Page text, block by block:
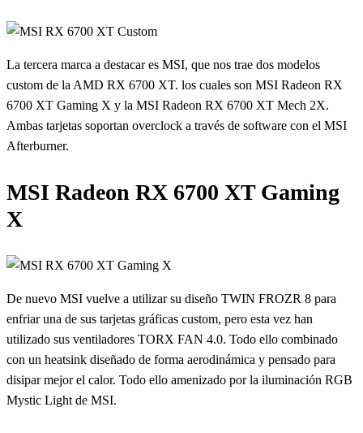
La tercera marca a destacar es MSI, que nos trae dos modelos
custom de la AMD RX 6700 XT. los cuales son MSI Radeon RX
6700 XT Gaming X y la MSI Radeon RX 6700 XT Mech 2X.
Ambas tarjetas soportan overclock a través de software con el MSI
Afterburner.
MSI Radeon RX 6700 XT Gaming
X
De nuevo MSI vuelve a utilizar su diseño TWIN FROZR 8 para
enfriar una de sus tarjetas gráficas custom, pero esta vez han
utilizado sus ventiladores TORX FAN 4.0. Todo ello combinado
con un heatsink diseñado de forma aerodinámica y pensado para
disipar mejor el calor. Todo ello amenizado por la iluminación RGB
Mystic Light de MSI.